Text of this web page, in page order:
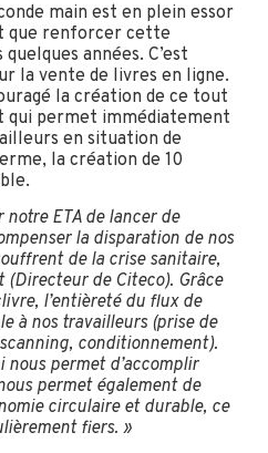
main est en plein essor
que renforcer cette
années. C’est
la vente de livres en ligne.
la création de ce tout
qui permet immédiatement
en situation de
la création de 10
ETA de lancer de
la disparation de nos
de la crise sanitaire,
de Citeco). Grâce
l’entièreté du flux de
à nos travailleurs (prise de
conditionnement).
nous permet d’accomplir
permet également de
circulaire et durable, ce
fiers. »